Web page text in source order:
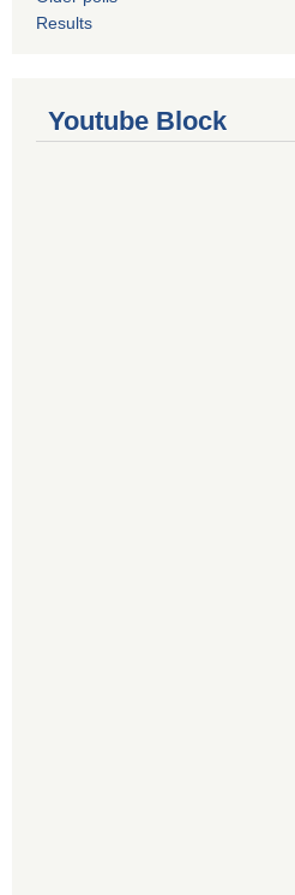
Results
Youtube Block